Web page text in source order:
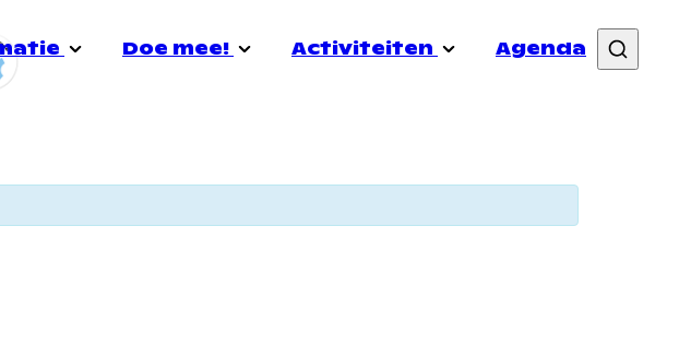
ons Nieuws
Doe mee!
Vacatures Samenwerken
Activiteiten
Jong&out Transistor
Agenda